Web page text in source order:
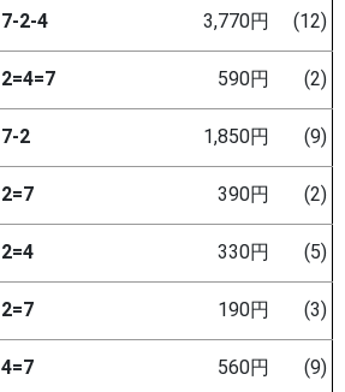
7-2-4 3,770円 (12)
2=4=7 590円 (2)
7-2 1,850円 (9)
2=7 390円 (2)
2=4 330円 (5)
2=7 190円 (3)
4=7 560円 (9)